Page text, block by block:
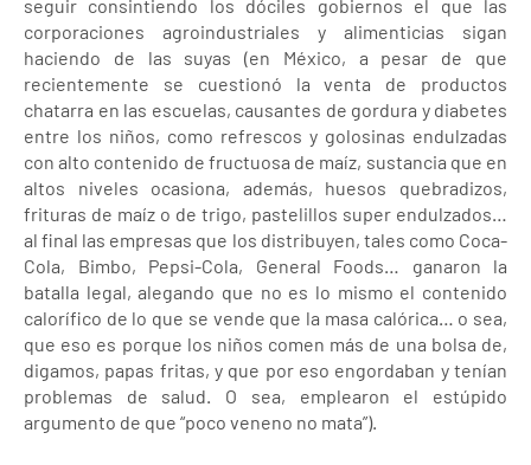
seguir consintiendo los dóciles gobiernos el que las
corporaciones agroindustriales y alimenticias sigan
haciendo de las suyas (en México, a pesar de que
recientemente se cuestionó la venta de productos
chatarra en las escuelas, causantes de gordura y diabetes
entre los niños, como refrescos y golosinas endulzadas
con alto contenido de fructuosa de maíz, sustancia que en
altos niveles ocasiona, además, huesos quebradizos,
frituras de maíz o de trigo, pastelillos super endulzados…
al final las empresas que los distribuyen, tales como Coca-
Cola, Bimbo, Pepsi-Cola, General Foods… ganaron la
batalla legal, alegando que no es lo mismo el contenido
calorífico de lo que se vende que la masa calórica… o sea,
que eso es porque los niños comen más de una bolsa de,
digamos, papas fritas, y que por eso engordaban y tenían
problemas de salud. O sea, emplearon el estúpido
argumento de que “poco veneno no mata”).